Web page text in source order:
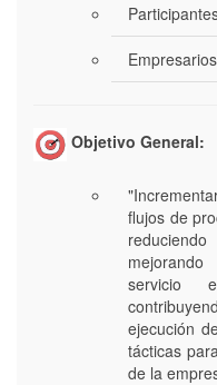
Objetivo General:
flujos de
servicio
ejecución
tácticas
de la